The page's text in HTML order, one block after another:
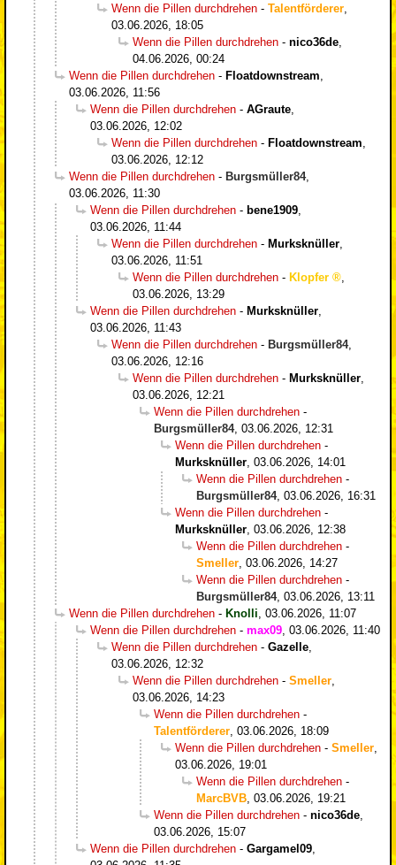
Wenn die Pillen durchdrehen - Talentförderer
03.06.2026, 18:05
Wenn die Pillen durchdrehen - nico36de
04.06.2026, 00:24
Wenn die Pillen durchdrehen - Floatdownstream
03.06.2026, 11:56
Wenn die Pillen durchdrehen - AGraute
03.06.2026, 12:02
Wenn die Pillen durchdrehen - Floatdownstream
03.06.2026, 12:12
Wenn die Pillen durchdrehen - Burgsmüller84,
03.06.2026, 11:30
Wenn die Pillen durchdrehen - bene1909
03.06.2026, 11:44
Wenn die Pillen durchdrehen - Murksknüller
03.06.2026, 11:51
Wenn die Pillen durchdrehen - Klopfer
03.06.2026, 13:29
Wenn die Pillen durchdrehen - Murksknüller
03.06.2026, 11:43
Wenn die Pillen durchdrehen - Burgsmüller84,
03.06.2026, 12:16
Wenn die Pillen durchdrehen - Murksknüller
03.06.2026, 12:21
Wenn die Pillen durchdrehen -
Burgsmüller84, 03.06.2026, 12:31
Wenn die Pillen durchdrehen -
Murksknüller 03.06.2026, 14:01
Wenn die Pillen durchdrehen -
Burgsmüller84, 03.06.2026, 16:31
Wenn die Pillen durchdrehen -
Murksknüller 03.06.2026, 12:38
Wenn die Pillen durchdrehen -
Smeller 03.06.2026, 14:27
Wenn die Pillen durchdrehen -
Burgsmüller84, 03.06.2026, 13:11
Wenn die Pillen durchdrehen - Knolli 03.06.2026, 11:07
Wenn die Pillen durchdrehen - max09 03.06.2026, 11:40
Wenn die Pillen durchdrehen - Gazelle
03.06.2026, 12:32
Wenn die Pillen durchdrehen - Smeller
03.06.2026, 14:23
Wenn die Pillen durchdrehen -
Talentförderer 03.06.2026, 18:09
Wenn die Pillen durchdrehen - Smeller
03.06.2026, 19:01
Wenn die Pillen durchdrehen -
MarcBVB 03.06.2026, 19:21
Wenn die Pillen durchdrehen - nico36de
03.06.2026, 15:07
Wenn die Pillen durchdrehen - Gargamel09